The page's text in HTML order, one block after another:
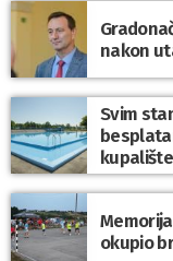
nakon
Svim
okupio